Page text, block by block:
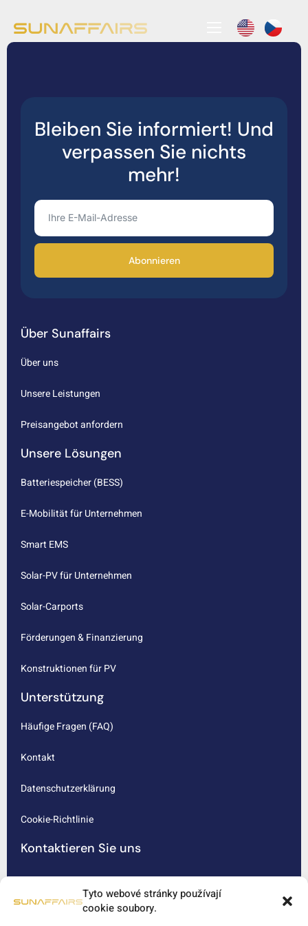
Tyto webové stránky používají
cookie soubory.
Unsere Produkte
Bleiben Sie informiert! Und
verpassen Sie nichts
mehr!
Abonnieren
Über Sunaffairs
Über uns
Unsere Leistungen
Preisangebot anfordern
Unsere Lösungen
Batteriespeicher (BESS)
E-Mobilität für Unternehmen
Smart EMS
Solar-PV für Unternehmen
Solar-Carports
Förderungen & Finanzierung
Konstruktionen für PV
Unterstützung
Häufige Fragen (FAQ)
Kontakt
Datenschutzerklärung
Cookie-Richtlinie
Kontaktieren Sie uns
info@sunaffairs.eu